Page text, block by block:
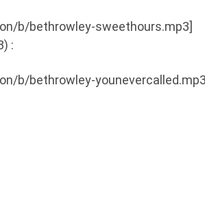
b/bethrowley-sweethours.mp3]
:
b/bethrowley-